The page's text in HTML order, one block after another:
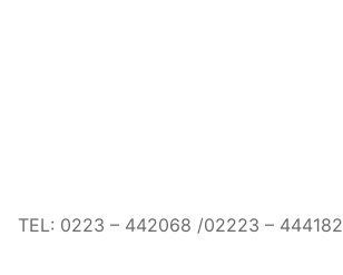
TEL: 0223 – 442068 /02223 – 444182